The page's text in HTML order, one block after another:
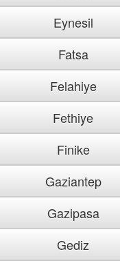
Eynesil
Fatsa
Felahiye
Fethiye
Finike
Gaziantep
Gazipasa
Gediz